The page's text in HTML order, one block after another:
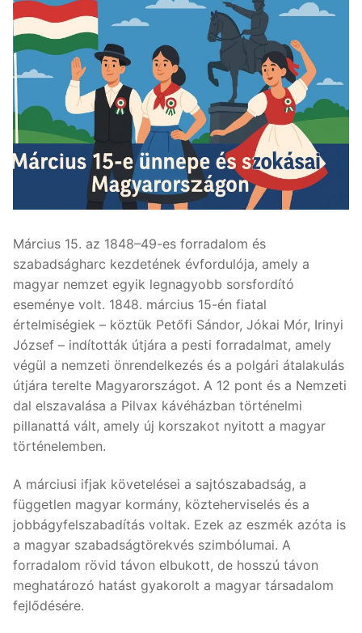
Március 15. az 1848–49-es forradalom és
szabadságharc kezdetének évfordulója, amely a
magyar nemzet egyik legnagyobb sorsfordító
eseménye volt. 1848. március 15-én fiatal
értelmiségiek – köztük Petőfi Sándor, Jókai Mór, Irinyi
József – indították útjára a pesti forradalmat, amely
végül a nemzeti önrendelkezés és a polgári átalakulás
útjára terelte Magyarországot. A 12 pont és a Nemzeti
dal elszavalása a Pilvax kávéházban történelmi
pillanattá vált, amely új korszakot nyitott a magyar
történelemben.
A márciusi ifjak követelései a sajtószabadság, a
független magyar kormány, közteherviselés és a
jobbágyfelszabadítás voltak. Ezek az eszmék azóta is
a magyar szabadságtörekvés szimbólumai. A
forradalom rövid távon elbukott, de hosszú távon
meghatározó hatást gyakorolt a magyar társadalom
fejlődésére.